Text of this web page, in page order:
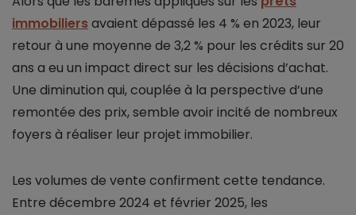
immobiliersavaient dépassé les 4 % en 2023, leur
retour à une moyenne de 3,2 % pour les crédits sur 20
ans a eu un impact direct sur les décisions d’achat.
Une diminution qui, couplée à la perspective d’une
remontée des prix, semble avoir incité de nombreux
foyers à réaliser leur projet immobilier.
Les volumes de vente confirment cette tendance.
Entre décembre 2024 et février 2025, les